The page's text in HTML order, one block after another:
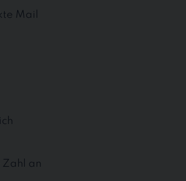
Mail
Zahl an